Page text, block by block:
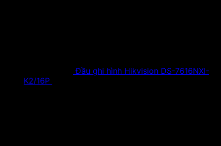
Đầu ghi hình Hikvision DS-7616NXI-
K2/16P